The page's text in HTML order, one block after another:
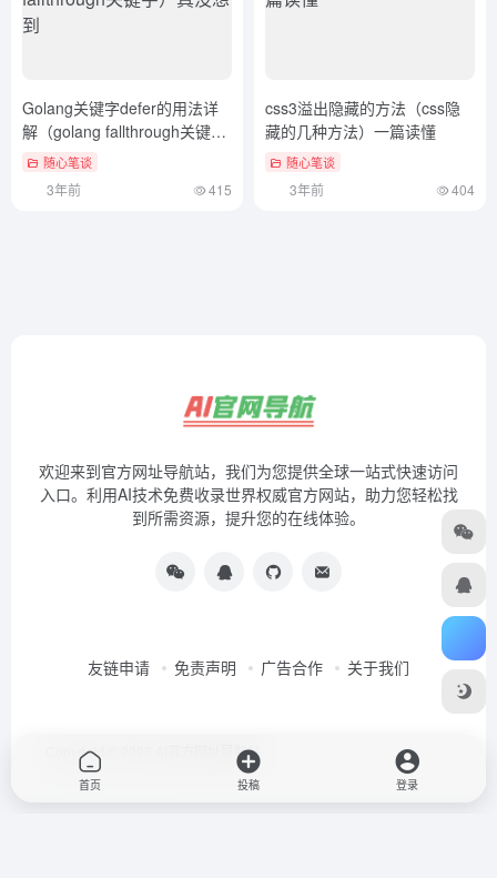
Golang关键字defer的用法详
解（golang fallthrough关键
字）真没想到
随心笔谈
3年前 415
css3溢出隐藏的方法（css隐
藏的几种方法）一篇读懂
随心笔谈
3年前 404
欢迎来到官方网址导航站，我们为您提供全球一站式快速访问
入口。利用AI技术免费收录世界权威官方网站，助力您轻松找
到所需资源，提升您的在线体验。
友链申请 免责声明 广告合作 关于我们
Copyright © 2026 AI官方网址导航站
首页 投稿 登录